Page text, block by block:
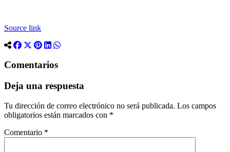
Source link
Comentarios
Deja una respuesta
Tu dirección de correo electrónico no será publicada. Los campos
obligatorios están marcados con *
Comentario *